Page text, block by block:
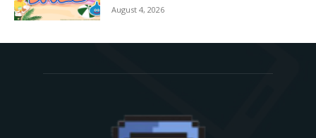
August 4, 2026